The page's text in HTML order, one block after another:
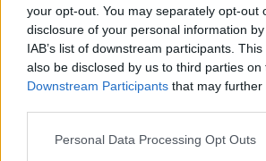
your opt-out. You may separately opt-out
disclosure of your personal information
IAB’s list of downstream participants.
also be disclosed by us to third parties on
Downstream Participants that may
Personal Data Processing Opt Outs
Ρούλα Κορομηλά:Λύγισε και
στο σπίτι με το
Η Ρούλα Κορομηλά είναι μια από τι